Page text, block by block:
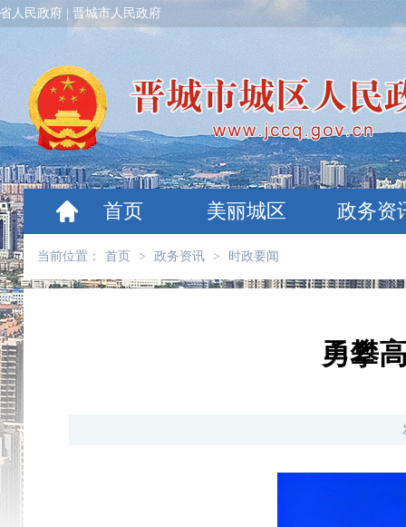
人民政府 晋城市人民政府
首页 美丽城区 政务资
当前位置： 首页 > 政务资讯 > 时政要闻
勇攀